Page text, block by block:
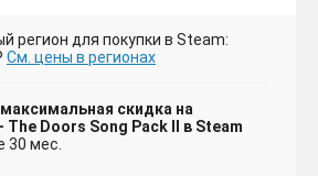
регион для покупки в Steam:
См. цены в регионах
максимальная скидка на
The Doors Song Pack II в Steam
30 мес.